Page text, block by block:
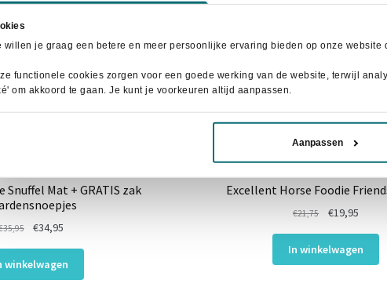
willen je graag een betere en meer persoonlijke ervaring bieden op onze
functionele cookies zorgen voor een goede werking van de website, terwijl
om akkoord te gaan. Je kunt je voorkeuren altijd aanpassen.
Aanpassen
Snuffel Mat + GRATIS zak
35,95
Oorspronkelijke
was:
€35,95.
€34,95
is:
€34,95.
winkelwagen
Excellent Horse Foodie
€21,75
was:
€21,75.
€19,95Huidige
is:
€19,95.
In winkelwagen